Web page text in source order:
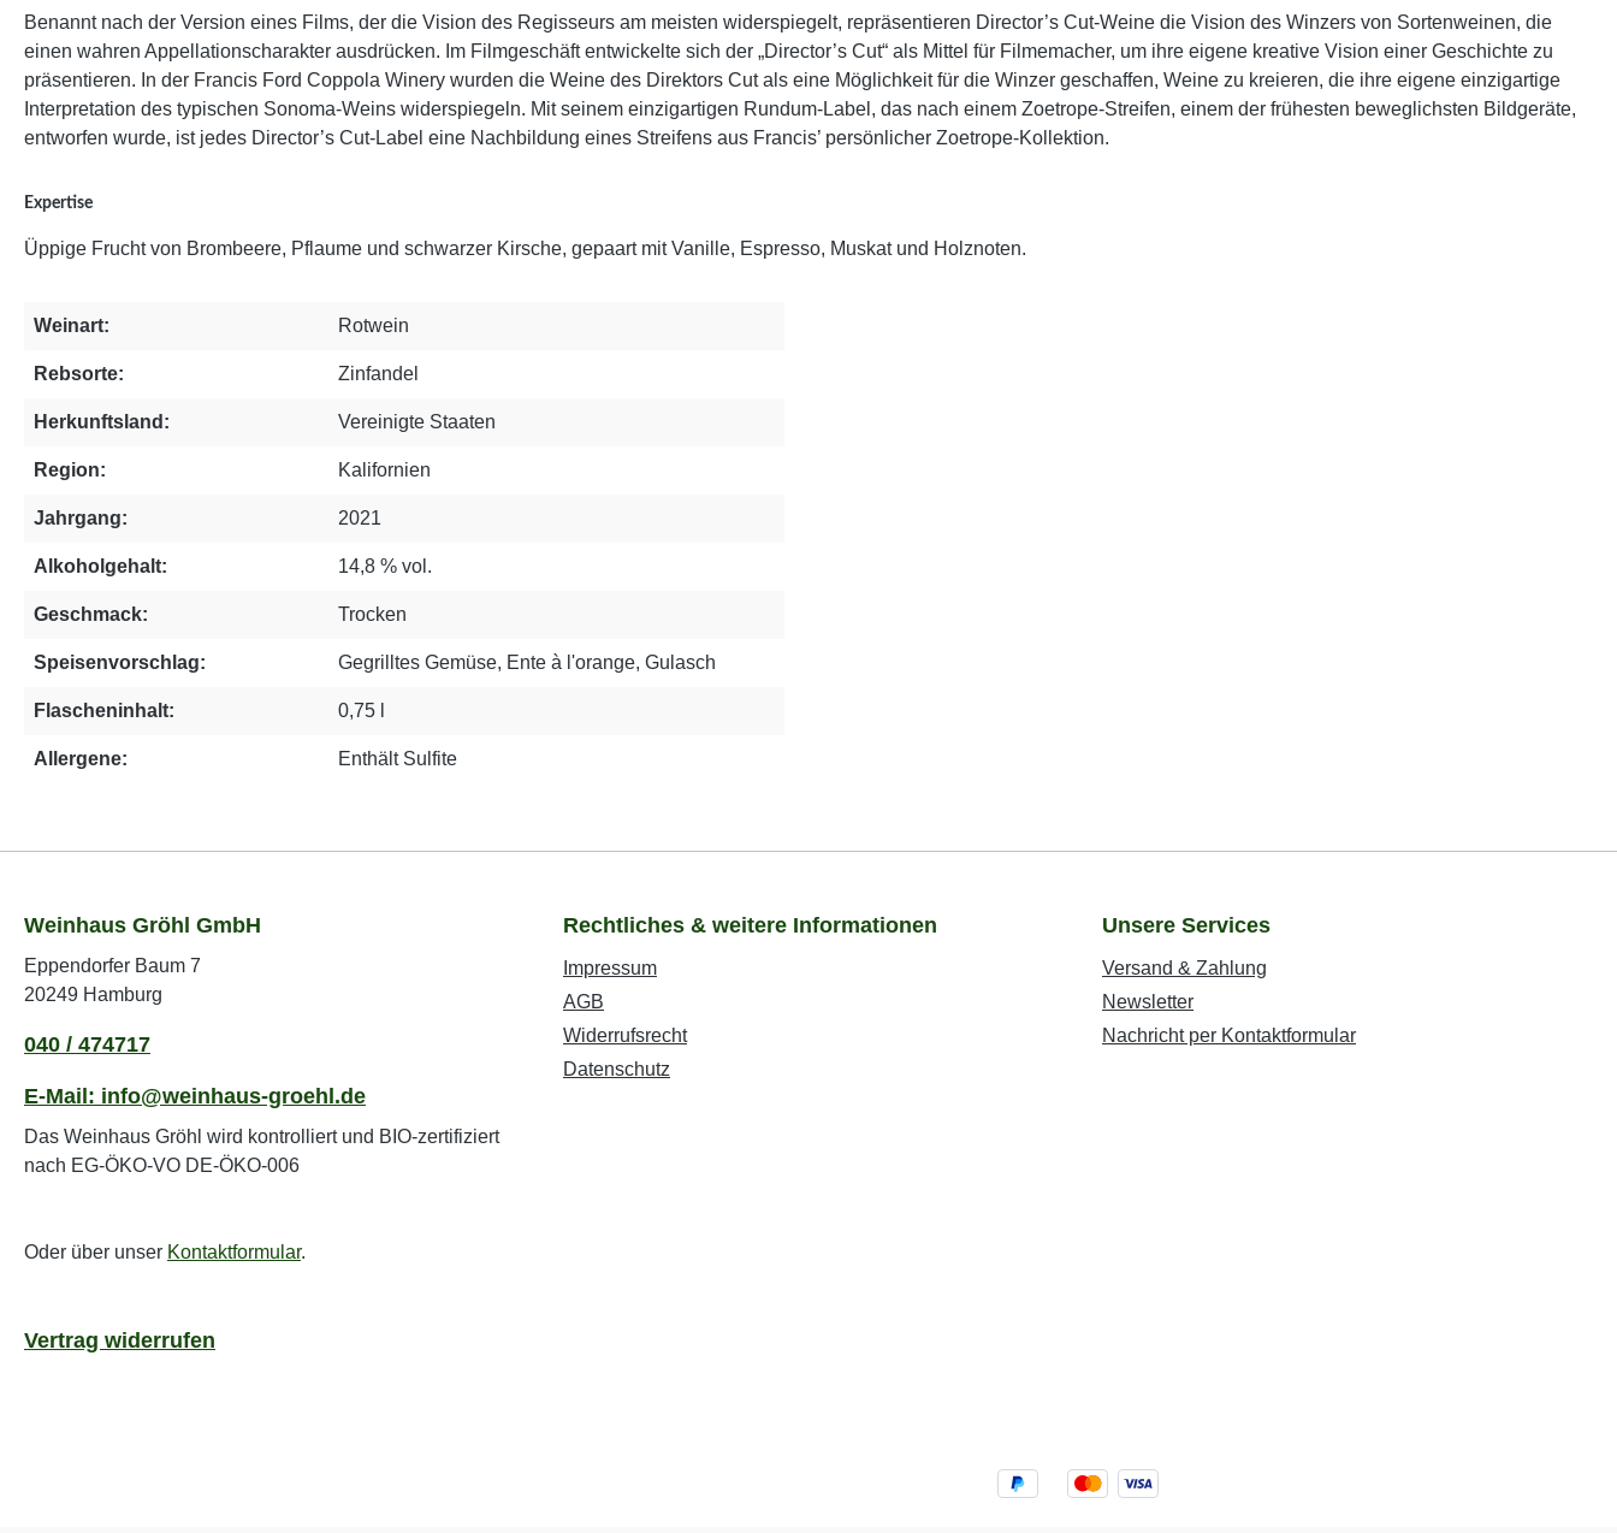
Benannt nach der Version eines Films, der die Vision des Regisseurs am meisten widerspiegelt, repräsentieren Director’s Cut-Weine die Vision des Winzers von Sortenweinen, die
einen wahren Appellationscharakter ausdrücken. Im Filmgeschäft entwickelte sich der „Director’s Cut“ als Mittel für Filmemacher, um ihre eigene kreative Vision einer Geschichte zu
präsentieren. In der Francis Ford Coppola Winery wurden die Weine des Direktors Cut als eine Möglichkeit für die Winzer geschaffen, Weine zu kreieren, die ihre eigene einzigartige
Interpretation des typischen Sonoma-Weins widerspiegeln. Mit seinem einzigartigen Rundum-Label, das nach einem Zoetrope-Streifen, einem der frühesten beweglichsten Bildgeräte,
entworfen wurde, ist jedes Director’s Cut-Label eine Nachbildung eines Streifens aus Francis’ persönlicher Zoetrope-Kollektion.
Expertise
Üppige Frucht von Brombeere, Pflaume und schwarzer Kirsche, gepaart mit Vanille, Espresso, Muskat und Holznoten.
Weinart: Rotwein
Rebsorte: Zinfandel
Herkunftsland: Vereinigte Staaten
Region: Kalifornien
Jahrgang: 2021
Alkoholgehalt: 14,8 % vol.
Geschmack: Trocken
Speisenvorschlag: Gegrilltes Gemüse, Ente à l'orange, Gulasch
Flascheninhalt: 0,75 l
Allergene: Enthält Sulfite
Weinhaus Gröhl GmbH
Eppendorfer Baum 7
20249 Hamburg
040 / 474717
E-Mail: info@weinhaus-groehl.de
Das Weinhaus Gröhl wird kontrolliert und BIO-zertifiziert
nach EG-ÖKO-VO DE-ÖKO-006
Oder über unser Kontaktformular.
Rechtliches & weitere Informationen
Impressum
AGB
Widerrufsrecht
Datenschutz
Unsere Services
Versand & Zahlung
Newsletter
Nachricht per Kontaktformular
Vertrag widerrufen